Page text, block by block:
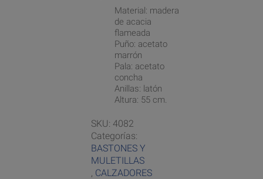
Material: madera
de acacia
flameada
Puño: acetato
marrón
Pala: acetato
concha
Anillas: latón
Altura: 55 cm.
SKU: 4082
Categorías:
BASTONES Y
MULETILLAS
, CALZADORES